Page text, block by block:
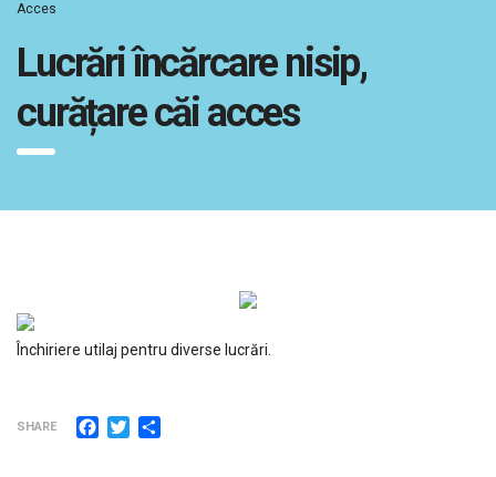
Acces
Lucrări încărcare nisip,
curățare căi acces
Închiriere utilaj pentru diverse lucrări.
SHARE Facebook
Twitter